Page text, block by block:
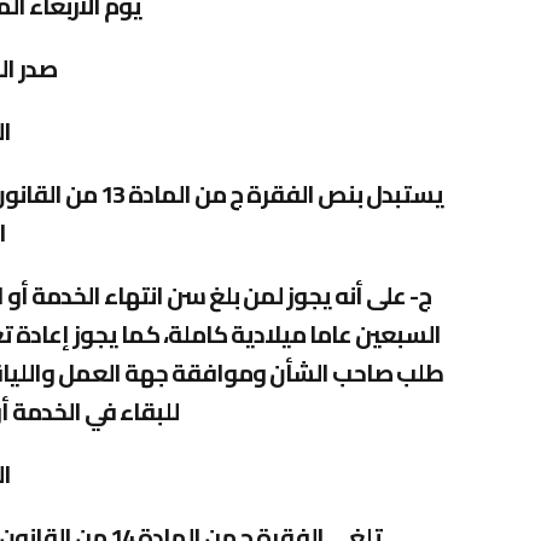
صدر
ج- على أنه يجوز لمن بلغ سن انتهاء
السبعين عاما ميلادية كاملة، كما يجوز
طلب صاحب الشأن وموافقة جهة العمل
للبقاء في الخدمة